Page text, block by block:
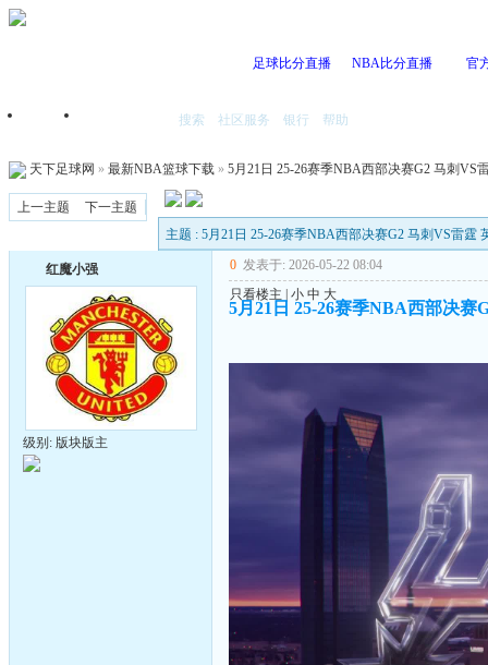
足球比分直播 NBA比分直播 官
首页 搜索 社区服务 银行 帮助
天下足球网 » 最新NBA篮球下载 » 5月21日 25-26赛季NBA西部决赛G2 马刺VS
上一主题
下一主题
主题 : 5月21日 25-26赛季NBA西部决赛G2 马刺VS雷霆
红魔小强
级别: 版块版主
0 发表于: 2026-05-22 08:04
只看楼主
小 中 大
5月21日 25-26赛季NBA西部决赛